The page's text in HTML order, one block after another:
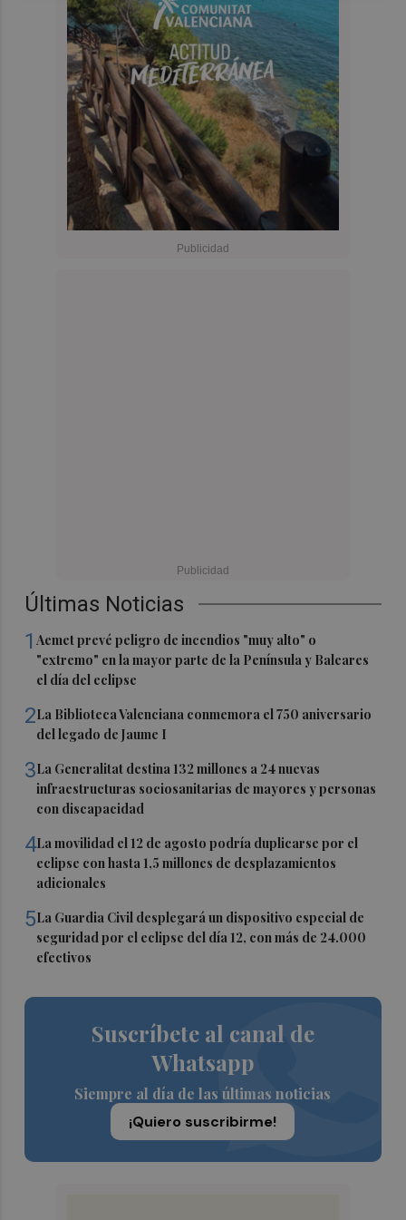
Últimas Noticias
1Aemet prevé peligro de incendios "muy alto" o
"extremo" en la mayor parte de la Península y Baleares
el día del eclipse
2La Biblioteca Valenciana conmemora el 750 aniversario
del legado de Jaume I
3La Generalitat destina 132 millones a 24 nuevas
infraestructuras sociosanitarias de mayores y personas
con discapacidad
4La movilidad el 12 de agosto podría duplicarse por el
eclipse con hasta 1,5 millones de desplazamientos
adicionales
5La Guardia Civil desplegará un dispositivo especial de
seguridad por el eclipse del día 12, con más de 24.000
efectivos
Suscríbete al canal de
Whatsapp
Siempre al día de las últimas noticias
¡Quiero suscribirme!